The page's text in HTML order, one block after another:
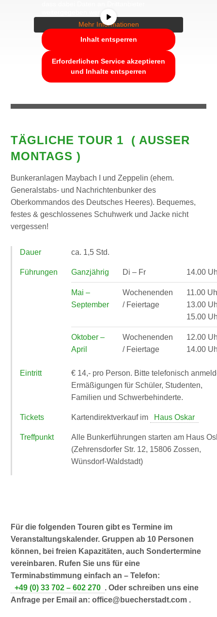
Mehr Informationen
Inhalt entsperren
Erforderlichen Service akzeptieren
und Inhalte entsperren
TÄGLICHE TOUR 1 ( AUSSER M
ONTAGS )
Bunkeranlagen Maybach I und Zeppelin (ehem.
Generalstabs- und Nachrichtenbunker des
Oberkommandos des Deutsches Heeres). Bequemes,
festes & geschlossenes Schuhwerk und Jacke nicht
vergessen!
Dauer ca. 1,5 Std.
Führungen Ganzjährig Di – Fr 14.00
Mai –
September
Wochenenden
/ Feiertage
11.00
13.00
15.00
Oktober –
April
Wochenenden
/ Feiertage
12.00
14.00
Eintritt
€ 14,- pro Person. Bitte telefonisch
Ermäßigungen für Schüler, Studenten,
Familien und Schwerbehinderte.
Tickets Kartendirektverkauf im Haus Oskar
Treffpunkt
Alle Bunkerführungen starten am Haus
(Zehrensdorfer Str. 12, 15806 Zossen,
Wünsdorf-Waldstadt)
Für die folgenden Touren gibt es Termine im
Veranstaltungskalender. Gruppen ab 10 Personen
können, bei freien Kapazitäten, auch Sondertermine
vereinbaren. Rufen Sie uns für eine
Terminabstimmung einfach an – Telefon:
+49 (0) 33 702 – 602 270 . Oder schreiben uns eine
Anfrage per Email an: office@buecherstadt.com .